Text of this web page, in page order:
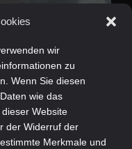
wir
zu
Wenn Sie diesen
wie das
Website
der Widerruf der
Merkmale und
140/190 PS